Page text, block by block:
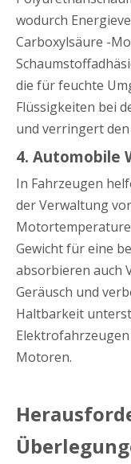
wodurch
Carboxylsäure -
die für feuchte
Flüssigkeiten bei
und verringert
4. Automobile
In Fahrzeugen
der Verwaltung
Gewicht für eine
absorbieren auch
Geräusch und
Haltbarkeit
Motoren.